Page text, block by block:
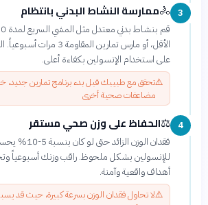
3
🚴ممارسة النشاط البدني بانتظام
الأقل، أو مارس تمارين
على استخدام الإنسولين بكفاءة أعلى.
⚠️تحقق مع طبيبك قبل بدء برنامج تمارين جديد،
مضاعفات صحية أخرى
4
⚖️الحفاظ على وزن صحي مستقر
فقدان الوزن
للإنسولين بشكل ملحوظ. راقب وزنك أسبوعياً
أهداف واقعية وآمنة.
⚠️لا تحاول فقدان الوزن بسرعة كبيرة، حيث قد